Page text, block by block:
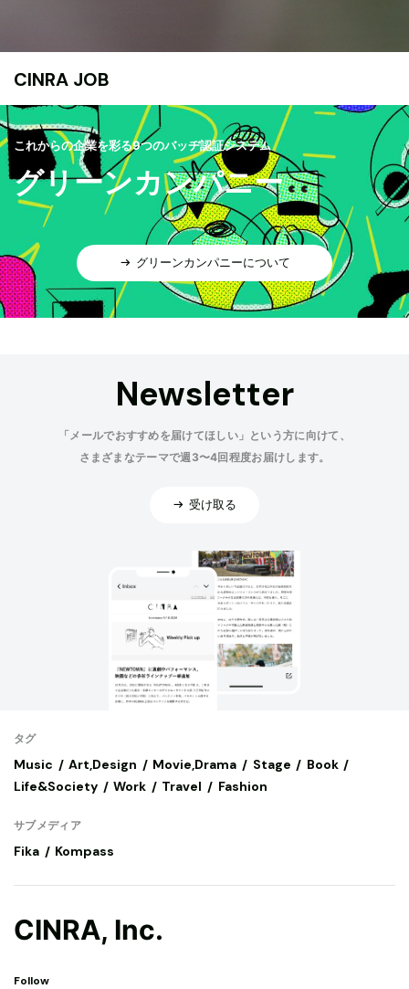
CINRA JOB
これからの企業を彩る9つのバッヂ認証システム
グリーンカンパニー
グリーンカンパニーについて
Newsletter
「メールでおすすめを届けてほしい」という方に向けて、
さまざまなテーマで週3〜4回程度お届けします。
受け取る
タグ
Music Art,Design Movie,Drama Stage
Book
Life&Society
Work Travel Fashion
サブメディア
Fika Kompass
CINRA, Inc.
Follow